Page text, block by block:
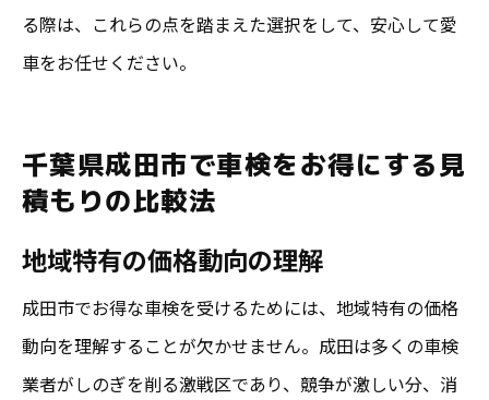
る際は、これらの点を踏まえた選択をして、安心して愛
車をお任せください。
千葉県成田市で車検をお得にする見
積もりの比較法
地域特有の価格動向の理解
成田市でお得な車検を受けるためには、地域特有の価格
動向を理解することが欠かせません。成田は多くの車検
業者がしのぎを削る激戦区であり、競争が激しい分、消